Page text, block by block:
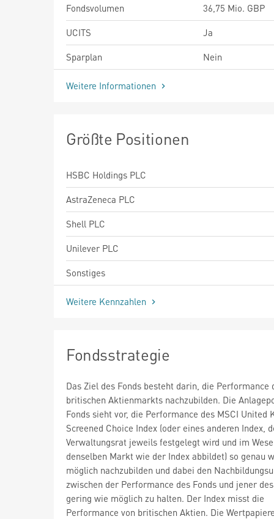
Fondsvolumen
36,75 Mio. GBP
UCITS
Ja
Sparplan
Nein
Weitere Informationen
Größte Positionen
HSBC Holdings PLC
AstraZeneca PLC
Shell PLC
Unilever PLC
Sonstiges
Weitere Kennzahlen
Fondsstrategie
Das Ziel des Fonds besteht darin, die Performance
britischen Aktienmarkts nachzubilden. Die
Fonds sieht vor, die Performance des MSCI United
Screened Choice Index (oder eines anderen Index,
Verwaltungsrat jeweils festgelegt wird und im
denselben Markt wie der Index abbildet) so genau
möglich nachzubilden und dabei den
zwischen der Performance des Fonds und jener
gering wie möglich zu halten. Der Index misst die
Performance von britischen Aktien. Die